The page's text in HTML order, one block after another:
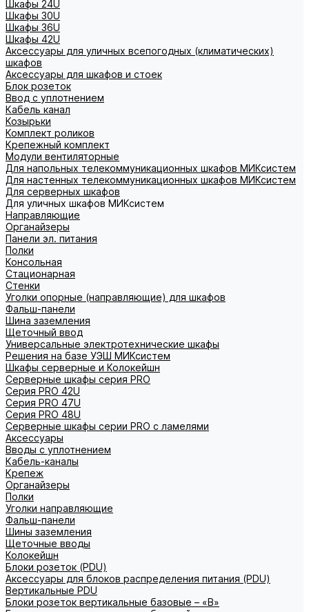
Шкафы 24U
Шкафы 30U
Шкафы 36U
Шкафы 42U
Аксессуары для уличных всепогодных (климатических)
шкафов
Аксессуары для шкафов и стоек
Блок розеток
Ввод с уплотнением
Кабель канал
Козырьки
Комплект роликов
Крепежный комплект
Модули вентиляторные
Для напольных телекоммуникационных шкафов МИКсистем
Для настенных телекоммуникационных шкафов МИКсистем
Для серверных шкафов
Для уличных шкафов МИКсистем
Направляющие
Органайзеры
Панели эл. питания
Полки
Консольная
Стационарная
Стенки
Уголки опорные (направляющие) для шкафов
Фальш-панели
Шина заземления
Щеточный ввод
Универсальные электротехнические шкафы
Решения на базе УЭШ МИКсистем
Шкафы серверные и Колокейшн
Серверные шкафы серия PRO
Серия PRO 42U
Серия PRO 47U
Серия PRO 48U
Серверные шкафы серии PRO с ламелями
Аксессуары
Вводы с уплотнением
Кабель-каналы
Крепеж
Органайзеры
Полки
Уголки направляющие
Фальш-панели
Шины заземления
Щеточные вводы
Колокейшн
Блоки розеток (PDU)
Аксессуары для блоков распределения питания (PDU)
Вертикальные PDU
Блоки розеток вертикальные базовые – «В»